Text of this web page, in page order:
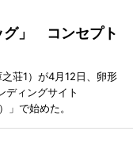
グ」 コンセプト
荘1）が4月12日、卵形
ディングサイト
」で始めた。